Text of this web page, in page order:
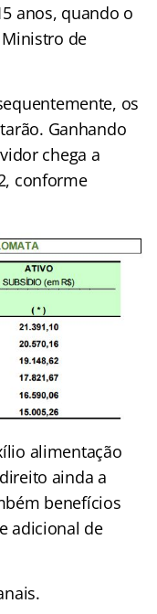
anos, quando o
de
os
Ganhando
chega a
conforme
alimentação
ainda a
benefícios
adicional de